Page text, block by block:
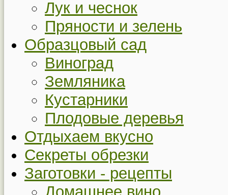
Лук и чеснок
Пряности и зелень
Образцовый сад
Виноград
Земляника
Кустарники
Плодовые деревья
Отдыхаем вкусно
Секреты обрезки
Заготовки - рецепты